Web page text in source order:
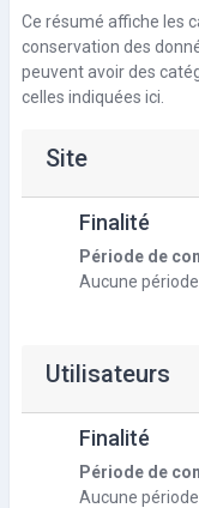
Ce résumé affiche les
conservation des
peuvent avoir des
celles indiquées ici.
Site
Finalité
Période de
Aucune
Utilisateurs
Finalité
Période de
Aucune